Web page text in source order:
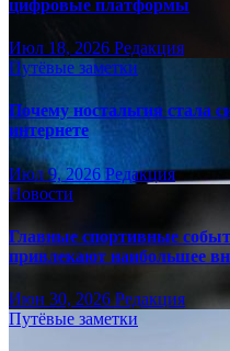
цифровые платформы
Июл 18, 2026 Редакция
Путёвые заметки
Почему ностальгия стала
интернете
Июл 9, 2026 Редакция
Новости
Главные спортивные
привлекают наибольшее
Июн 30, 2026 Редакция
Путёвые заметки